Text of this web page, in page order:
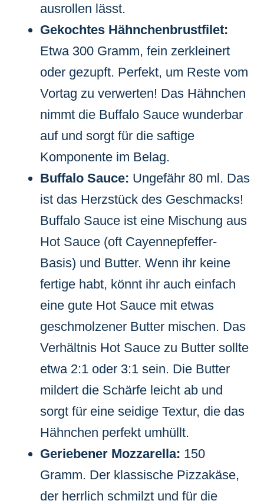
ausrollen lässt.
Gekochtes Hähnchenbrustfilet:
Etwa 300 Gramm, fein zerkleinert
oder gezupft. Perfekt, um Reste vom
Vortag zu verwerten! Das Hähnchen
nimmt die Buffalo Sauce wunderbar
auf und sorgt für die saftige
Komponente im Belag.
Buffalo Sauce: Ungefähr 80 ml. Das
ist das Herzstück des Geschmacks!
Buffalo Sauce ist eine Mischung aus
Hot Sauce (oft Cayennepfeffer-
Basis) und Butter. Wenn ihr keine
fertige habt, könnt ihr auch einfach
eine gute Hot Sauce mit etwas
geschmolzener Butter mischen. Das
Verhältnis Hot Sauce zu Butter sollte
etwa 2:1 oder 3:1 sein. Die Butter
mildert die Schärfe leicht ab und
sorgt für eine seidige Textur, die das
Hähnchen perfekt umhüllt.
Geriebener Mozzarella: 150
Gramm. Der klassische Pizzakäse,
der herrlich schmilzt und für die